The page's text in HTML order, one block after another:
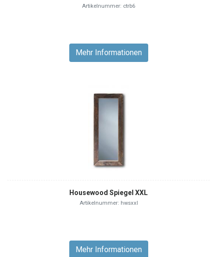
Artikelnummer: ctrb6
Mehr Informationen
Housewood Spiegel XXL
Artikelnummer: hwsxxl
Mehr Informationen